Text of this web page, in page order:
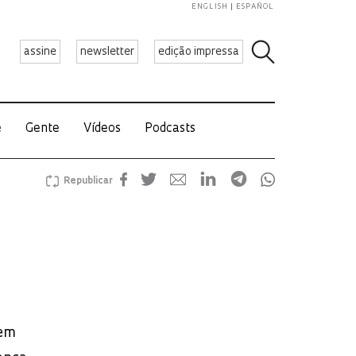
assine newsletter edição impressa
ENGLISH ESPAÑOL
Gente Vídeos Podcasts
Republicar